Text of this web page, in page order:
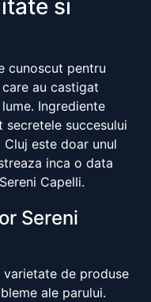
si
cunoscut pentru
au castigat
Ingrediente
secretele succesului
este doar unul
inca o data
Capelli.
Sereni
varietate de produse
ale parului.